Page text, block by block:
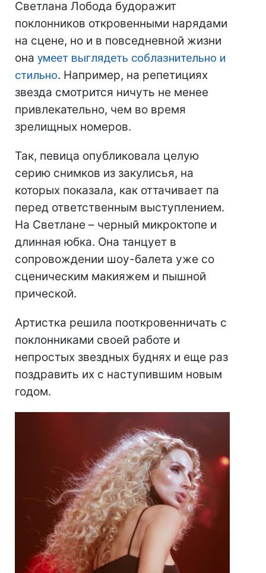
Светлана Лобода будоражит
поклонников откровенными нарядами
на сцене, но и в повседневной жизни
она умеет выглядеть соблазнительно и
стильно. Например, на репетициях
звезда смотрится ничуть не менее
привлекательно, чем во время
зрелищных номеров.
Так, певица опубликовала целую
серию снимков из закулисья, на
которых показала, как оттачивает па
перед ответственным выступлением.
На Светлане – черный микроктопе и
длинная юбка. Она танцует в
сопровождении шоу-балета уже со
сценическим макияжем и пышной
прической.
Артистка решила пооткровенничать с
поклонниками своей работе и
непростых звездных буднях и еще раз
поздравить их с наступившим новым
годом.